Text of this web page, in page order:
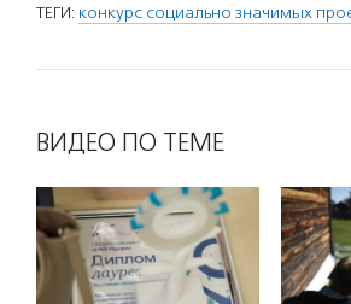
ТЕГИ: конкурс социально значимых
ВИДЕО ПО ТЕМЕ